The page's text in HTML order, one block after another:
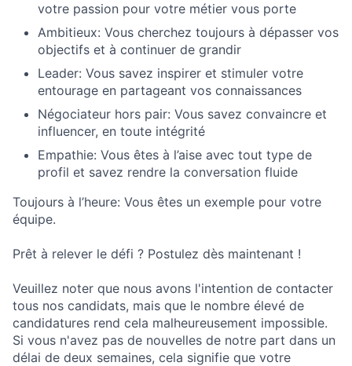
votre passion pour votre métier vous porte
Ambitieux: Vous cherchez toujours à dépasser vos
objectifs et à continuer de grandir
Leader: Vous savez inspirer et stimuler votre
entourage en partageant vos connaissances
Négociateur hors pair: Vous savez convaincre et
influencer, en toute intégrité
Empathie: Vous êtes à l’aise avec tout type de
profil et savez rendre la conversation fluide
Toujours à l’heure: Vous êtes un exemple pour votre
équipe.
Prêt à relever le défi ? Postulez dès maintenant !
Veuillez noter que nous avons l'intention de contacter
tous nos candidats, mais que le nombre élevé de
candidatures rend cela malheureusement impossible.
Si vous n'avez pas de nouvelles de notre part dans un
délai de deux semaines, cela signifie que votre